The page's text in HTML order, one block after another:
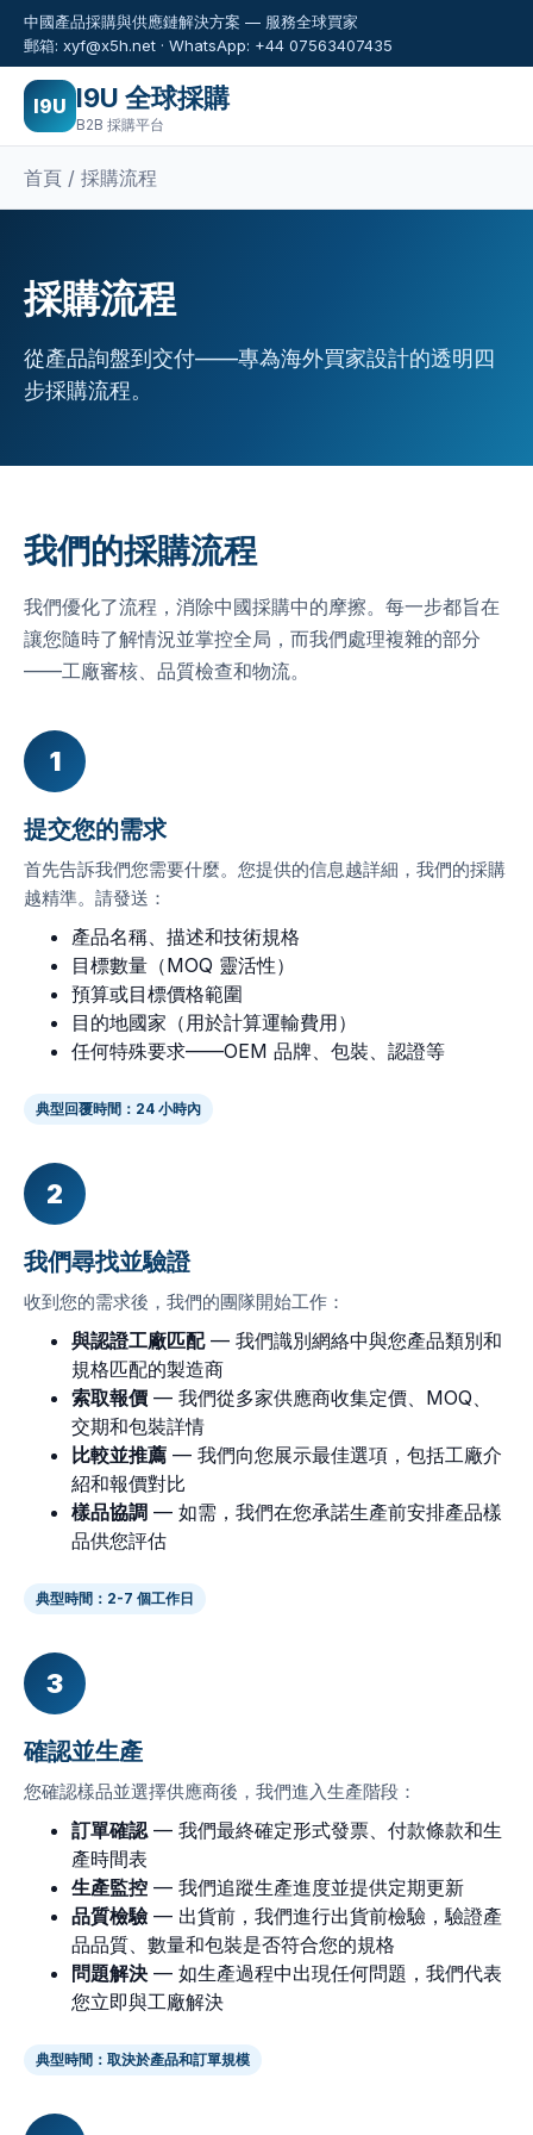
中國產品採購與供應鏈解決方案 — 服務全球買家
郵箱: xyf@x5h.net · WhatsApp: +44 07563407435
I9U I9U 全球採購
B2B 採購平台
首頁 / 採購流程
採購流程
從產品詢盤到交付——專為海外買家設計的透明四
步採購流程。
我們的採購流程
我們優化了流程，消除中國採購中的摩擦。每一步都旨在
讓您隨時了解情況並掌控全局，而我們處理複雜的部分
——工廠審核、品質檢查和物流。
1
提交您的需求
首先告訴我們您需要什麼。您提供的信息越詳細，我們的採購
越精準。請發送：
產品名稱、描述和技術規格
目標數量（MOQ 靈活性）
預算或目標價格範圍
目的地國家（用於計算運輸費用）
任何特殊要求——OEM 品牌、包裝、認證等
典型回覆時間：24 小時內
2
我們尋找並驗證
收到您的需求後，我們的團隊開始工作：
與認證工廠匹配— 我們識別網絡中與您產品類別和
規格匹配的製造商
索取報價 — 我們從多家供應商收集定價、MOQ、
交期和包裝詳情
比較並推薦 — 我們向您展示最佳選項，包括工廠介
紹和報價對比
樣品協調 — 如需，我們在您承諾生產前安排產品樣
品供您評估
典型時間：2-7 個工作日
3
確認並生產
您確認樣品並選擇供應商後，我們進入生產階段：
訂單確認— 我們最終確定形式發票、付款條款和生
產時間表
生產監控 — 我們追蹤生產進度並提供定期更新
品質檢驗— 出貨前，我們進行出貨前檢驗，驗證產
品品質、數量和包裝是否符合您的規格
問題解決 — 如生產過程中出現任何問題，我們代表
您立即與工廠解決
典型時間：取決於產品和訂單規模